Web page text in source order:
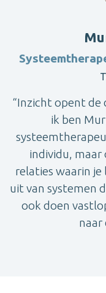
“Inzicht opent de
ik ben
individu, maar
relaties waarin
uit van systemen
ook doen
naar